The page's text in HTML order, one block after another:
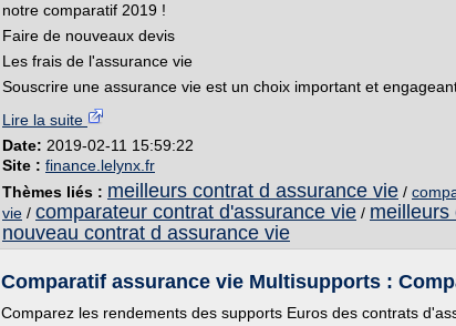
notre comparatif 2019 !
Faire de nouveaux devis
Les frais de l'assurance vie
Souscrire une assurance vie est un choix important et
Lire la suite
Date: 2019-02-11 15:59:22
Site : finance.lelynx.fr
Thèmes liés : meilleurs contrat d assurance vie /
vie / comparateur contrat d'assurance vie / meilleurs
nouveau contrat d assurance vie
Comparatif assurance vie Multisupports :
Comparez les rendements des supports Euros des contrats